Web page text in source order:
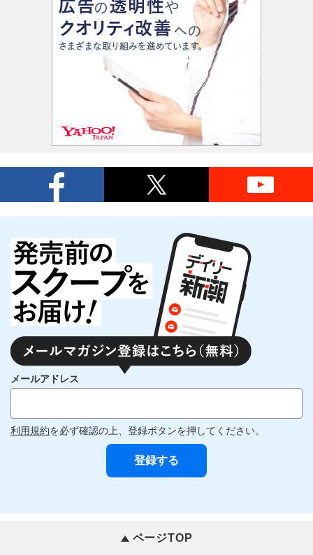
メールアドレス
利用規約を必ず確認の上、登録ボタンを押してください。
ページTOP